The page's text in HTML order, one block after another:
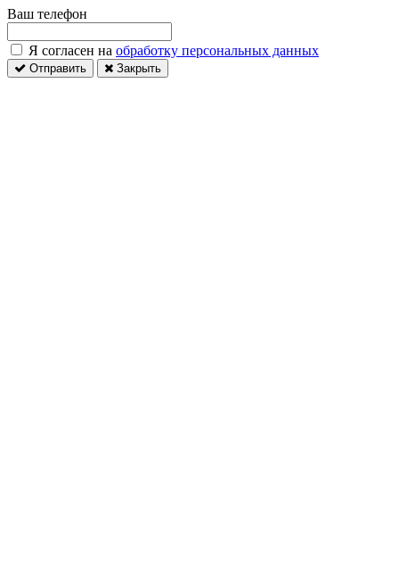
Ваш телефон
Я согласен на обработку персональных данных
Отправить Закрыть